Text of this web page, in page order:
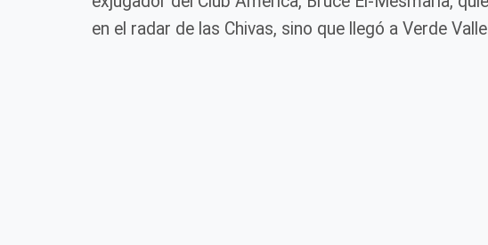
en el radar de las Chivas, sino que llegó a Verde